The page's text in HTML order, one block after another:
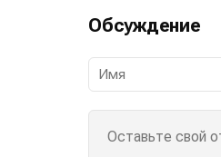
Обсуждение